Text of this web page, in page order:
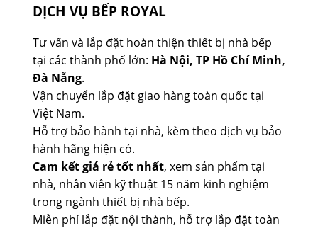
DỊCH VỤ BẾP ROYAL
Tư vấn và lắp đặt hoàn thiện thiết bị nhà bếp
tại các thành phố lớn: Hà Nội, TP Hồ Chí Minh,
Đà Nẵng.
Vận chuyển lắp đặt giao hàng toàn quốc tại
Việt Nam.
Hỗ trợ bảo hành tại nhà, kèm theo dịch vụ bảo
hành hãng hiện có.
Cam kết giá rẻ tốt nhất, xem sản phẩm tại
nhà, nhân viên kỹ thuật 15 năm kinh nghiệm
trong ngành thiết bị nhà bếp.
Miễn phí lắp đặt nội thành, hỗ trợ lắp đặt toàn